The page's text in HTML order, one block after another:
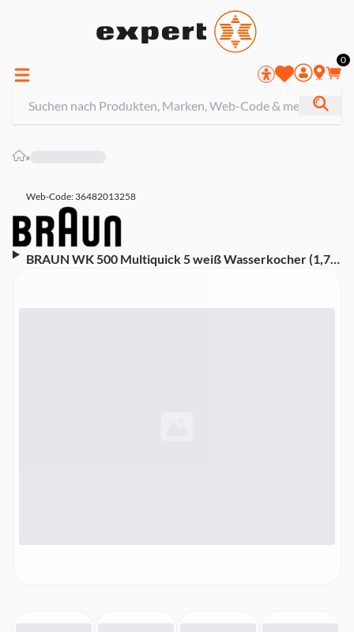
0
»
Web-Code: 36482013258
BRAUN WK 500 Multiquick 5 weiß Wasserkocher (1,7